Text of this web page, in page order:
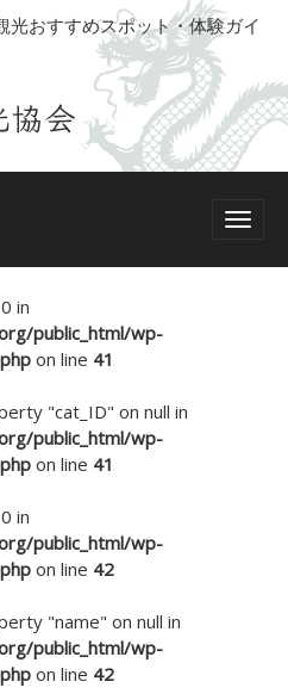
光おすすめスポット・体験ガイ
in
public_html/wp-
on line 41
"cat_ID" on null in
public_html/wp-
on line 41
in
public_html/wp-
on line 42
"name" on null in
public_html/wp-
on line 42